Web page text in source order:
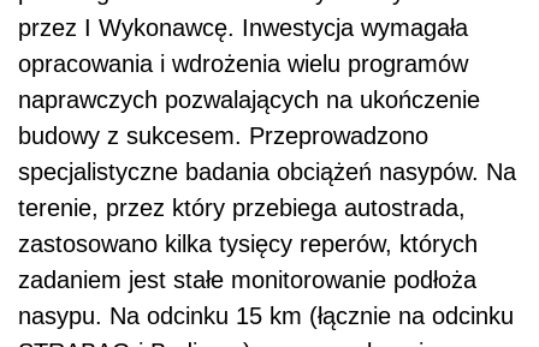
przez I Wykonawcę. Inwestycja wymagała
opracowania i wdrożenia wielu programów
naprawczych pozwalających na ukończenie
budowy z sukcesem. Przeprowadzono
specjalistyczne badania obciążeń nasypów. Na
terenie, przez który przebiega autostrada,
zastosowano kilka tysięcy reperów, których
zadaniem jest stałe monitorowanie podłoża
nasypu. Na odcinku 15 km (łącznie na odcinku